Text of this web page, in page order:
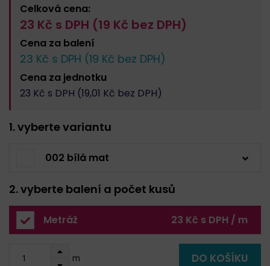
Celková cena:
23 Kč s DPH (19 Kč bez DPH)
Cena za balení
23 Kč s DPH (19 Kč bez DPH)
Cena za jednotku
23 Kč s DPH (19,01 Kč bez DPH)
1. vyberte variantu
002 bílá mat
2. vyberte balení a počet kusů
Metráž 23 Kč s DPH / m
m DO KOŠÍKU